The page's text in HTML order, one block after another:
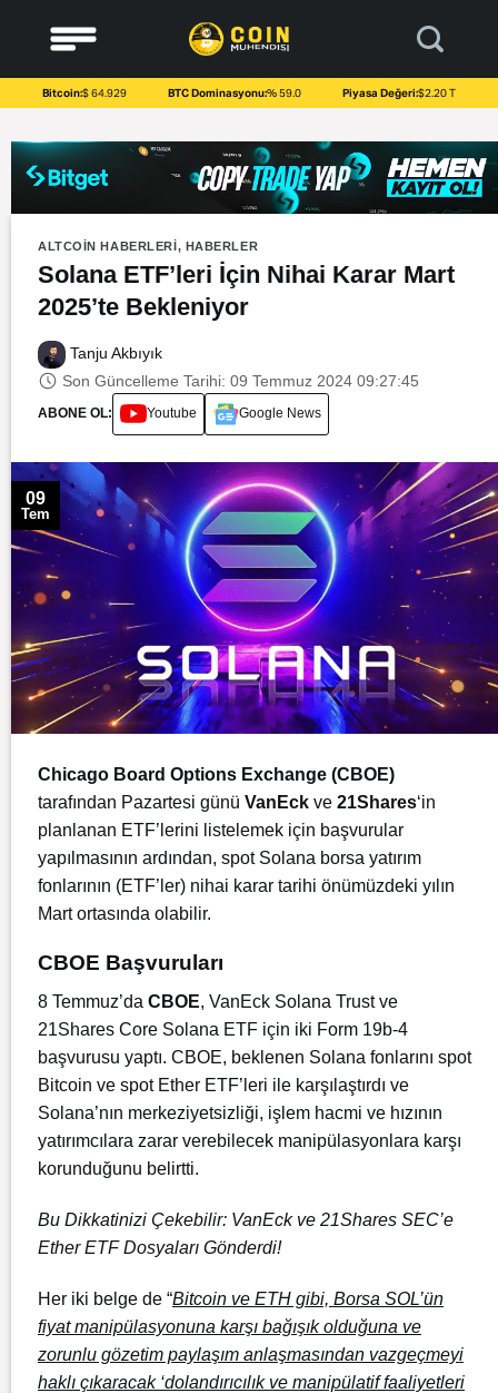
content
Bitcoin:$ 64.929 BTC Dominasyonu:% 59.0 Piyasa Değeri:$2.20 T
ALTCOIN HABERLERI, HABERLER
Solana ETF’leri İçin Nihai Karar Mart
2025’te Bekleniyor
Tanju Akbıyık
Son Güncelleme Tarihi: 09 Temmuz 2024 09:27:45
ABONE OL: Youtube Google News
09
Tem
Chicago Board Options Exchange (CBOE)
tarafından Pazartesi günü VanEck ve 21Shares‘in
planlanan ETF’lerini listelemek için başvurular
yapılmasının ardından, spot Solana borsa yatırım
fonlarının (ETF’ler) nihai karar tarihi önümüzdeki yılın
Mart ortasında olabilir.
CBOE Başvuruları
8 Temmuz’da CBOE, VanEck Solana Trust ve
21Shares Core Solana ETF için iki Form 19b-4
başvurusu yaptı. CBOE, beklenen Solana fonlarını spot
Bitcoin ve spot Ether ETF’leri ile karşılaştırdı ve
Solana’nın merkeziyetsizliği, işlem hacmi ve hızının
yatırımcılara zarar verebilecek manipülasyonlara karşı
korunduğunu belirtti.
Bu Dikkatinizi Çekebilir: VanEck ve 21Shares SEC’e
Ether ETF Dosyaları Gönderdi!
Her iki belge de “Bitcoin ve ETH gibi, Borsa SOL’ün
fiyat manipülasyonuna karşı bağışık olduğuna ve
zorunlu gözetim paylaşım anlaşmasından vazgeçmeyi
haklı çıkaracak ‘dolandırıcılık ve manipülatif faaliyetleri